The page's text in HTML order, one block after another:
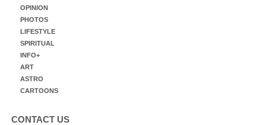
OPINION
PHOTOS
LIFESTYLE
SPIRITUAL
INFO+
ART
ASTRO
CARTOONS
CONTACT US